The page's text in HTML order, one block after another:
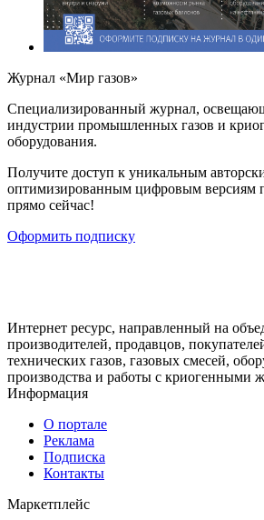
Журнал «Мир газов»
Cпециализированный журнал,
индустрии промышленных газов и
оборудования.
Получите доступ к уникальным
оптимизированным цифровым версиям
прямо сейчас!
Оформить подписку
Интернет ресурс, направленный на
производителей, продавцов,
технических газов, газовых смесей,
производства и работы с криогенными
Информация
О портале
Реклама
Подписка
Контакты
Маркетплейс